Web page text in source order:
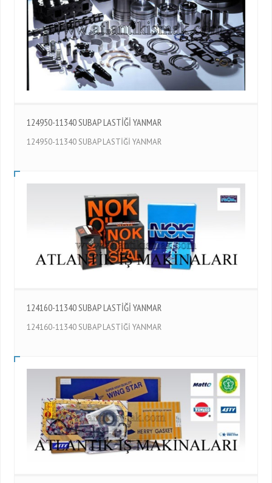
124950-11340 SUBAP LASTİĞİ YANMAR
124950-11340 SUBAP LASTİĞİ YANMAR
124160-11340 SUBAP LASTİĞİ YANMAR
124160-11340 SUBAP LASTİĞİ YANMAR